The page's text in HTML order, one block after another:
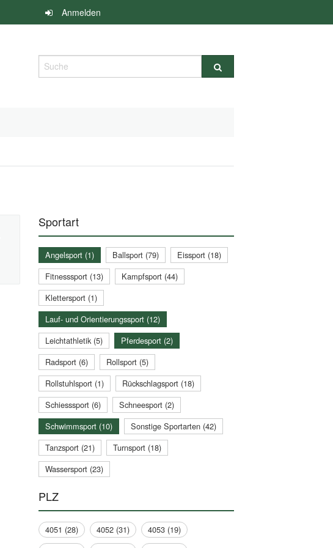
Anmelden
Suche
Sportart
Angelsport (1) Ballsport (79)
Eissport (18)
Fitnesssport (13)
Kampfsport (44)
Klettersport (1)
Lauf- und Orientierungssport (12)
Leichtathletik (5)
Pferdesport (2)
Radsport (6)
Rollsport (5)
Rollstuhlsport (1)
Rückschlagsport (18)
Schiesssport (6)
Schneesport (2)
Schwimmsport (10)
Sonstige Sportarten (42)
Tanzsport (21)
Turnsport (18)
Wassersport (23)
PLZ
4051 (28) 4052 (31)
4053 (19)